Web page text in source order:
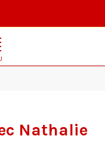
débat avec Nathalie
Nathalie